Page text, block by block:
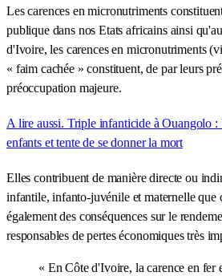
Les carences en micronutriments
publique dans nos Etats africains ainsi
d'Ivoire, les carences en micronutriments
« faim cachée » constituent, de par leurs
préoccupation majeure.
A lire aussi. Triple infanticide à Ouangolo :
enfants et tente de se donner la mort
Elles contribuent de manière directe ou
infantile, infanto-juvénile et maternelle que
également des conséquences sur le
responsables de pertes économiques très
« En Côte d'Ivoire, la carence en fer